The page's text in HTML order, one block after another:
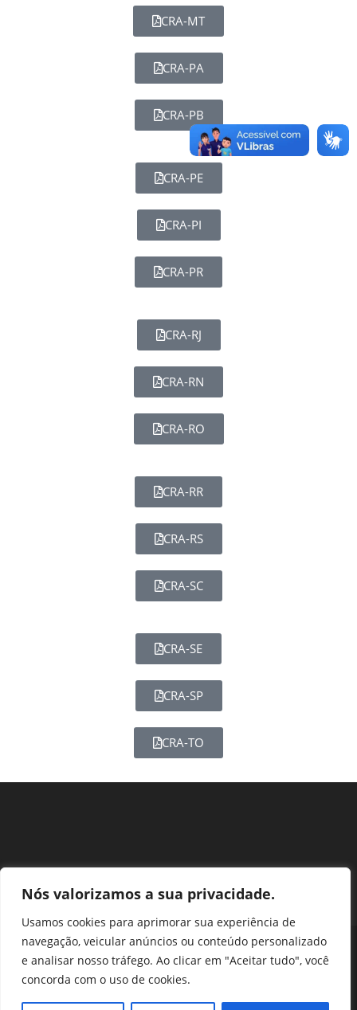
Nós valorizamos a sua privacidade.
Usamos cookies para aprimorar sua experiência de
navegação, veicular anúncios ou conteúdo personalizado
e analisar nosso tráfego. Ao clicar em "Aceitar tudo", você
concorda com o uso de cookies.
CRA-MT
CRA-PA
CRA-PB
CRA-PE
CRA-PI
CRA-PR
CRA-RJ
CRA-RN
CRA-RO
CRA-RR
CRA-RS
CRA-SC
CRA-SE
CRA-SP
CRA-TO
Perguntas Frequentes
Ouvidoria
Transparência e prestação de contas
Assessoria de Imprensa